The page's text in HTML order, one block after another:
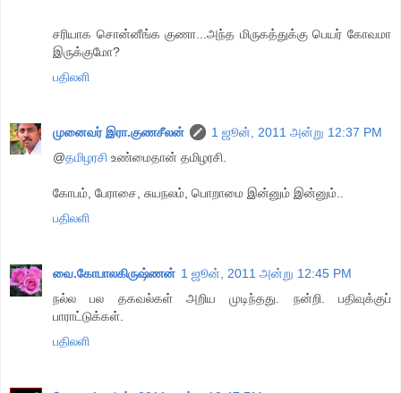
சரியாக சொன்னீங்க குணா...அந்த மிருகத்துக்கு பெயர் கோவமா
இருக்குமோ?
பதிலளி
முனைவர் இரா.குணசீலன்
1 ஜூன், 2011 அன்று 12:37 PM
@தமிழரசி உண்மைதான் தமிழரசி.
கோபம், பேராசை, சுயநலம், பொறாமை இன்னும் இன்னும்..
பதிலளி
வை.கோபாலகிருஷ்ணன் 1 ஜூன், 2011 அன்று 12:45 PM
நல்ல பல தகவல்கள் அறிய முடிந்தது. நன்றி. பதிவுக்குப்
பாராட்டுக்கள்.
பதிலளி